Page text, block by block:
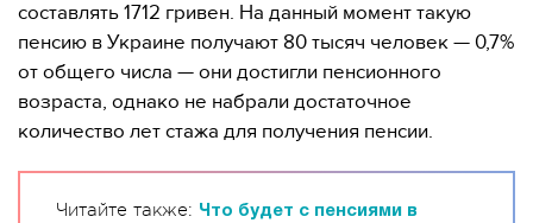
составлять 1712 гривен. На данный момент такую
пенсию в Украине получают 80 тысяч человек — 0,7%
от общего числа — они достигли пенсионного
возраста, однако не набрали достаточное
количество лет стажа для получения пенсии.
Читайте также: Что будет с пенсиями в